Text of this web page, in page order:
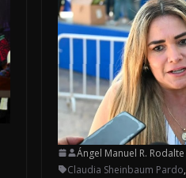
Ángel Manuel R. Rodalte
Claudia Sheinbaum Pardo,